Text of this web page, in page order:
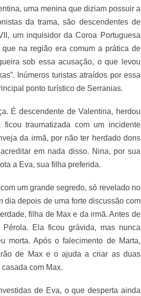
uma menina que diziam possuir a
da trama, são descendentes de
um inquisidor da Coroa Portuguesa
na região era comum a prática de
sob essa acusação, o que levou
Inúmeros turistas atraídos por essa
ponto turístico de Serranias.
É descendente de Valentina, herdou
traumatizada com um incidente
da irmã, por não ter herdado dons
em nada disso. Nina, por sua
a Eva, sua filha preferida.
um grande segredo, só revelado no
dia depois de uma forte discussão com
filha de Max e da irmã. Antes de
Ela ficou grávida, mas nunca
morta. Após o falecimento de Marta,
de Max e o ajuda a criar as duas
com Max.
de Eva, o que desperta ainda